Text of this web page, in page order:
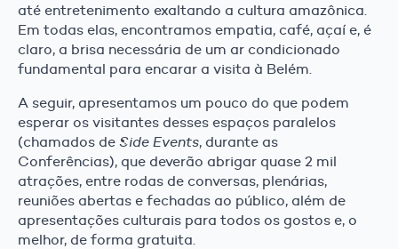
até entretenimento exaltando a cultura amazônica.
Em todas elas, encontramos empatia, café, açaí e, é
claro, a brisa necessária de um ar condicionado
fundamental para encarar a visita à Belém.
A seguir, apresentamos um pouco do que podem
esperar os visitantes desses espaços paralelos
(chamados de Side Events, durante as
Conferências), que deverão abrigar quase 2 mil
atrações, entre rodas de conversas, plenárias,
reuniões abertas e fechadas ao público, além de
apresentações culturais para todos os gostos e, o
melhor, de forma gratuita.